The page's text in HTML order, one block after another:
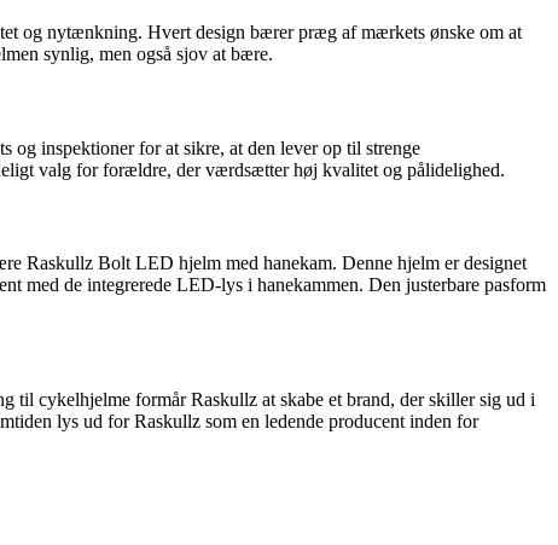
og nytænkning. Hvert design bærer præg af mærkets ønske om at
synlig, men også sjov at bære.
og inspektioner for at sikre, at den lever op til strenge
valg for forældre, der værdsætter høj kvalitet og pålidelighed.
Raskullz Bolt LED hjelm med hanekam. Denne hjelm er designet
med de integrerede LED-lys i hanekammen. Den justerbare pasform
til cykelhjelme formår Raskullz at skabe et brand, der skiller sig ud i
lys ud for Raskullz som en ledende producent inden for